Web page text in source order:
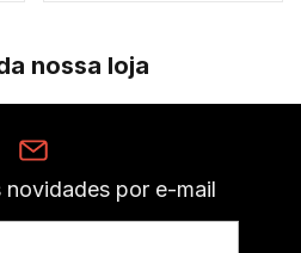
nossa loja
novidades por e-mail